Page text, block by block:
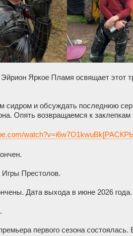
Яркое Пламя освящает этот
сидром и обсуждать последнюю
Опять возвращаемся к заклепкам
Престолов.
Дата выхода в июне 2026 года.
первого сезона состоялась.